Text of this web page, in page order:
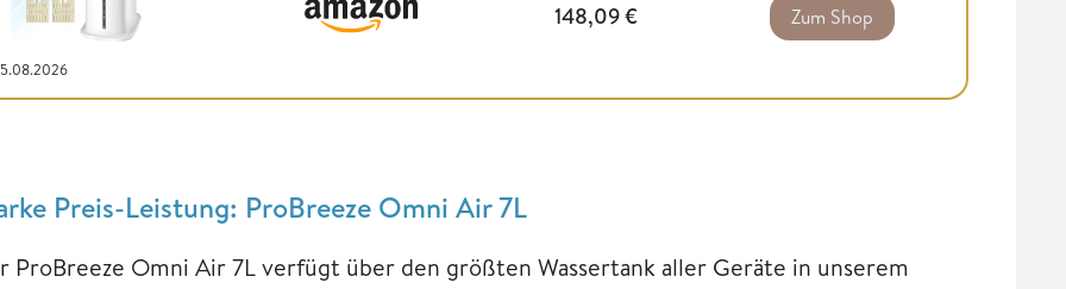
148,09€ Zum Shop
Preis-Leistung: ProBreeze Omni Air 7L
ProBreeze Omni Air 7L verfügt über den größten Wassertank aller Geräte in unserem